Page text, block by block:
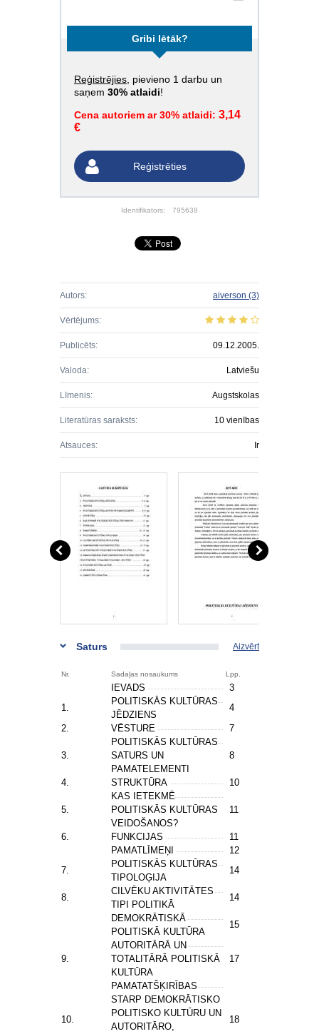
Gribi lētāk?
Reģistrējies , pievieno 1 darbu un
saņem 30% atlaidi!
Cena autoriem ar 30% atlaidi: 3,14
€
Reģistrēties
Identifikators: 795638
Autors: aiverson (3)
Vērtējums:
Publicēts: 09.12.2005.
Valoda: Latviešu
Līmenis: Augstskolas
Literatūras saraksts: 10 vienības
Atsauces: Ir
Saturs Aizvērt
Nr. Sadaļas nosaukums Lpp.
IEVADS
3
1.
POLITISKĀS KULTŪRAS
JĒDZIENS
4
2.
VĒSTURE 7
3.
POLITISKĀS KULTŪRAS
SATURS UN
PAMATELEMENTI
8
4. STRUKTŪRA 10
5.
KAS IETEKMĒ
POLITISKĀS KULTŪRAS
VEIDOŠANOS?
11
6. FUNKCIJAS
11
PAMATLĪMEŅI
12
7.
POLITISKĀS KULTŪRAS
TIPOLOĢIJA
14
8.
CILVĒKU AKTIVITĀTES
TIPI POLITIKĀ
14
DEMOKRĀTISKĀ
POLITISKĀ KULTŪRA
15
9.
AUTORITĀRĀ UN
TOTALITĀRĀ POLITISKĀ
KULTŪRA
17
10.
PAMATATŠĶIRĪBAS
STARP DEMOKRĀTISKO
POLITISKO KULTŪRU UN
AUTORITĀRO,
18